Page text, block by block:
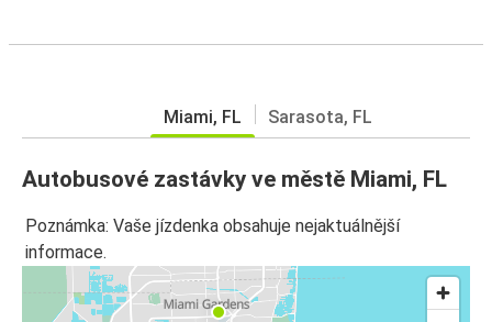
Miami, FL Sarasota, FL
Autobusové zastávky ve městě Miami, FL
Poznámka: Vaše jízdenka obsahuje nejaktuálnější
informace.